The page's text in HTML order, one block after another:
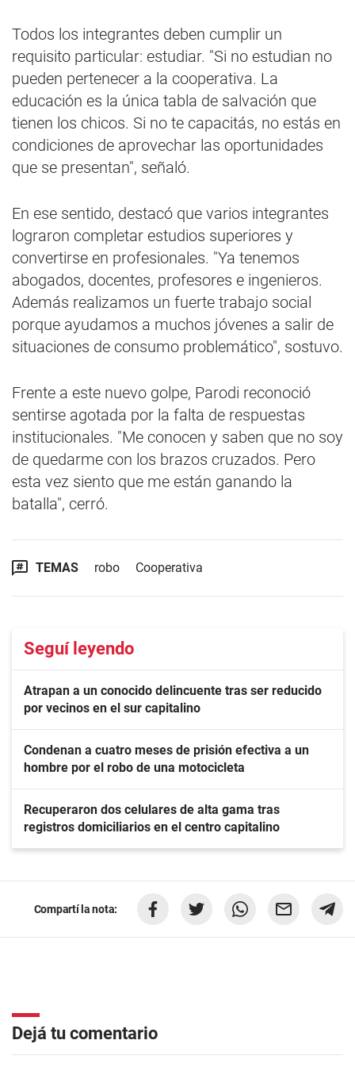
Todos los integrantes deben cumplir un
requisito particular: estudiar. "Si no estudian no
pueden pertenecer a la cooperativa. La
educación es la única tabla de salvación que
tienen los chicos. Si no te capacitás, no estás en
condiciones de aprovechar las oportunidades
que se presentan", señaló.
En ese sentido, destacó que varios integrantes
lograron completar estudios superiores y
convertirse en profesionales. "Ya tenemos
abogados, docentes, profesores e ingenieros.
Además realizamos un fuerte trabajo social
porque ayudamos a muchos jóvenes a salir de
situaciones de consumo problemático", sostuvo.
Frente a este nuevo golpe, Parodi reconoció
sentirse agotada por la falta de respuestas
institucionales. "Me conocen y saben que no soy
de quedarme con los brazos cruzados. Pero
esta vez siento que me están ganando la
batalla", cerró.
TEMAS robo Cooperativa
Seguí leyendo
Atrapan a un conocido delincuente tras ser reducido
por vecinos en el sur capitalino
Condenan a cuatro meses de prisión efectiva a un
hombre por el robo de una motocicleta
Recuperaron dos celulares de alta gama tras
registros domiciliarios en el centro capitalino
Compartí la nota:
Dejá tu comentario